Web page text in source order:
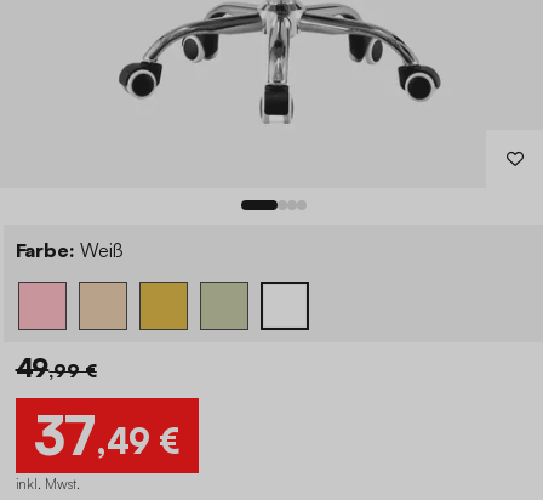
Farbe: Weiß
49,99 €
37,49 €
inkl. Mwst.